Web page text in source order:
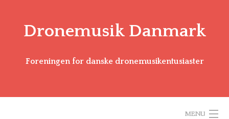
Dronemusik Danmark
Foreningen for danske dronemusikentusiaster
MENU